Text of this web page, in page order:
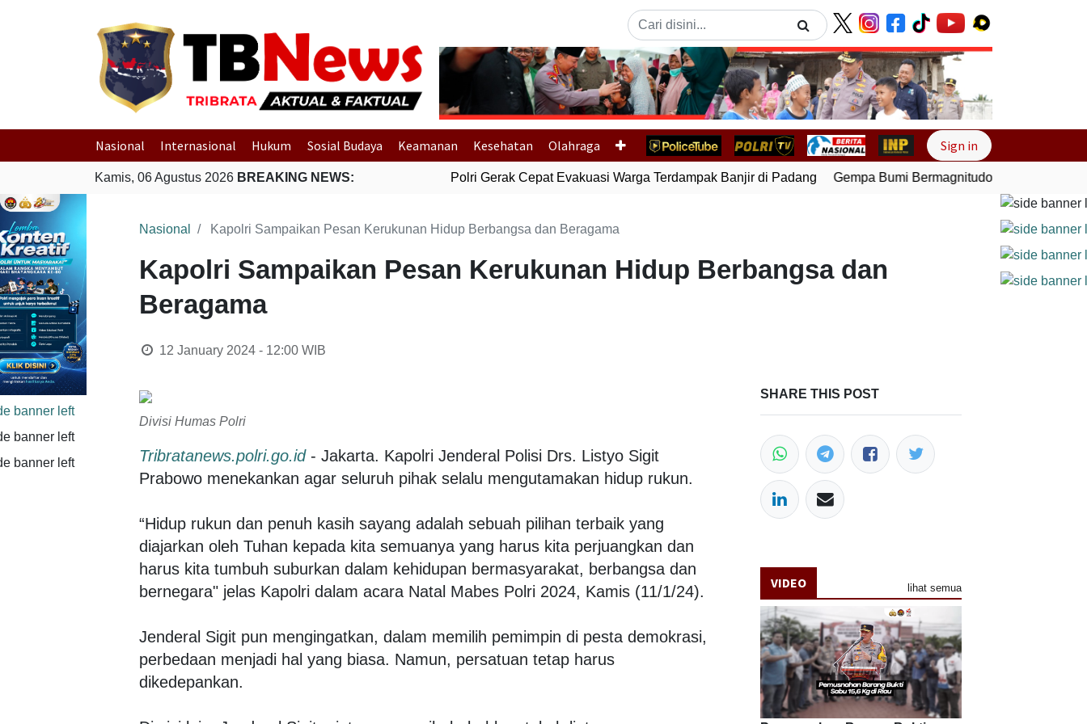
Previous Next
Nasional Internasional Hukum Sosial Budaya Keamanan Kesehatan Olahraga Sign in
Kamis, 06 Agustus 2026 BREAKING NEWS: Polri Gerak Cepat Evakuasi Warga Terdampak Banjir di Padang Gempa Bumi Bermagnitudo 5,1 Kembali
Nasional Kapolri Sampaikan Pesan Kerukunan Hidup Berbangsa dan Beragama
Kapolri Sampaikan Pesan Kerukunan Hidup Berbangsa dan
Beragama
12 January 2024 - 12:00WIB
Divisi Humas Polri
Tribratanews.polri.go.id- Jakarta. Kapolri Jenderal Polisi Drs. Listyo Sigit
Prabowo menekankan agar seluruh pihak selalu mengutamakan hidup rukun.
“Hidup rukun dan penuh kasih sayang adalah sebuah pilihan terbaik yang
diajarkan oleh Tuhan kepada kita semuanya yang harus kita perjuangkan dan
harus kita tumbuh suburkan dalam kehidupan bermasyarakat, berbangsa dan
bernegara" jelas Kapolri dalam acara Natal Mabes Polri 2024, Kamis (11/1/24).
Jenderal Sigit pun mengingatkan, dalam memilih pemimpin di pesta demokrasi,
perbedaan menjadi hal yang biasa. Namun, persatuan tetap harus
dikedepankan.
SHARE THIS POST
VIDEO lihat semua